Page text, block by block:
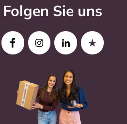
Folgen Sie uns